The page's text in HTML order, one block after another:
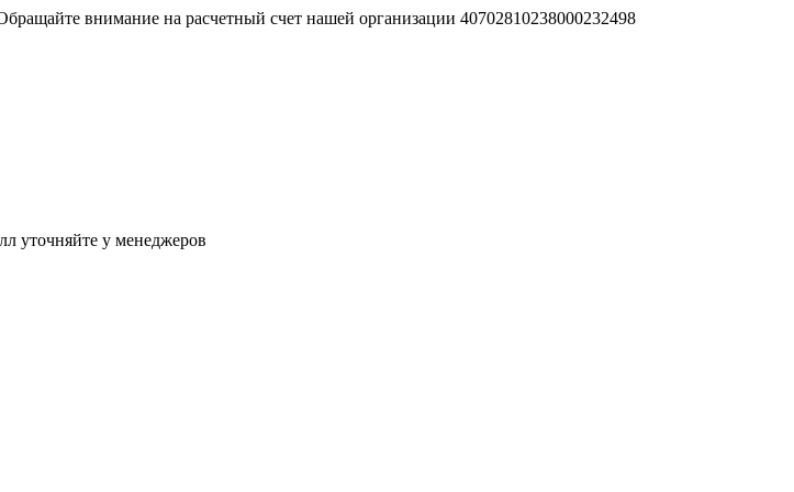
внимание на расчетный счет нашей организации 40702810238000232498
уточняйте у менеджеров